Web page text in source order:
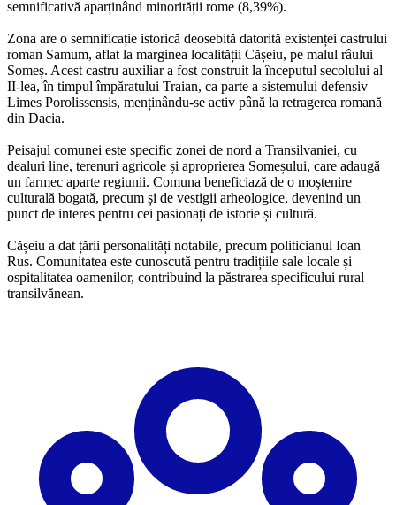
semnificativă aparținând minorității rome (8,39%).
Zona are o semnificație istorică deosebită datorită existenței castrului
roman Samum, aflat la marginea localității Cășeiu, pe malul râului
Someș. Acest castru auxiliar a fost construit la începutul secolului al
II-lea, în timpul împăratului Traian, ca parte a sistemului defensiv
Limes Porolissensis, menținându-se activ până la retragerea romană
din Dacia.
Peisajul comunei este specific zonei de nord a Transilvaniei, cu
dealuri line, terenuri agricole și aproprierea Someșului, care adaugă
un farmec aparte regiunii. Comuna beneficiază de o moștenire
culturală bogată, precum și de vestigii arheologice, devenind un
punct de interes pentru cei pasionați de istorie și cultură.
Cășeiu a dat țării personalități notabile, precum politicianul Ioan
Rus. Comunitatea este cunoscută pentru tradițiile sale locale și
ospitalitatea oamenilor, contribuind la păstrarea specificului rural
transilvănean.